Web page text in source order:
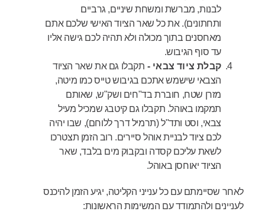
לבנות, מברשת ומשחת שיניים, גרביים
ותחתונים). את כל שאר הציוד האישי שלכם אתם
מאחסנים בתוך מכולה ולא תהיה לכם גישה אליו
עד סוף הגיבוש.
קבלת ציוד צבאי - תקבלו גם את שאר הציוד
הצבאי שישמש אתכם בגיבוש טייס כמו מיטה,
מזרן שטח, חוברת בד"חים ושק"ש, שאותם
תמקמו באוהל. תקבלו גם קיטבג שמכיל מעיל
צבאי, וסט ותד"ל (תרמיל דרך ללוחם), שבו יהיה
לכם ציוד לבניית אוהל סיירים. רוב הזמן תצטרכו
לשאת עליכם קסדה ובקבוק מים בלבד, שאר
הציוד יאוחסן באוהל.
לאחר שסיימתם עם כל ענייני הקליטה, יגיע הזמן להיכנס
לעניינים ולהתמודד עם המשימות הראשונות: